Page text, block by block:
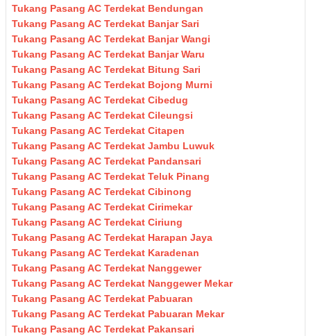
Tukang Pasang AC Terdekat Bendungan
Tukang Pasang AC Terdekat Banjar Sari
Tukang Pasang AC Terdekat Banjar Wangi
Tukang Pasang AC Terdekat Banjar Waru
Tukang Pasang AC Terdekat Bitung Sari
Tukang Pasang AC Terdekat Bojong Murni
Tukang Pasang AC Terdekat Cibedug
Tukang Pasang AC Terdekat Cileungsi
Tukang Pasang AC Terdekat Citapen
Tukang Pasang AC Terdekat Jambu Luwuk
Tukang Pasang AC Terdekat Pandansari
Tukang Pasang AC Terdekat Teluk Pinang
Tukang Pasang AC Terdekat Cibinong
Tukang Pasang AC Terdekat Cirimekar
Tukang Pasang AC Terdekat Ciriung
Tukang Pasang AC Terdekat Harapan Jaya
Tukang Pasang AC Terdekat Karadenan
Tukang Pasang AC Terdekat Nanggewer
Tukang Pasang AC Terdekat Nanggewer Mekar
Tukang Pasang AC Terdekat Pabuaran
Tukang Pasang AC Terdekat Pabuaran Mekar
Tukang Pasang AC Terdekat Pakansari